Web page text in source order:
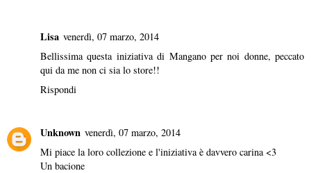
Lisa venerdì, 07 marzo, 2014
Bellissima questa iniziativa di Mangano per noi donne, peccato
qui da me non ci sia lo store!!
Rispondi
Unknown venerdì, 07 marzo, 2014
Mi piace la loro collezione e l'iniziativa è davvero carina <3
Un bacione